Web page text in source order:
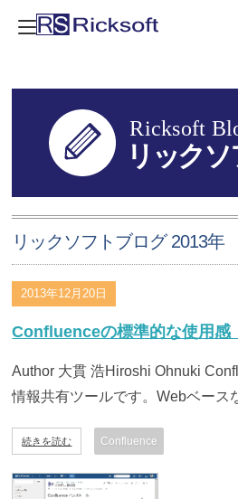
リックソフトブログ 2013年
2013年12月20日
Confluenceの標準的な使用感
Author 大貫 浩Hiroshi Ohnuki
情報共有ツールです。Webベース
続きを読む Confluence